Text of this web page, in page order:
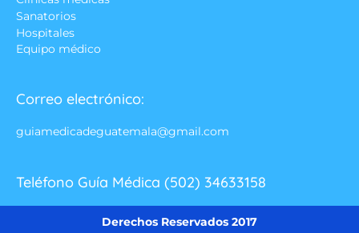
Sanatorios
Hospitales
Equipo médico
Correo electrónico:
guiamedicadeguatemala@gmail.com
Teléfono Guía Médica (502) 34633158
Derechos Reservados 2017